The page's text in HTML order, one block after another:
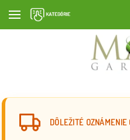
DÔLEŽITÉ